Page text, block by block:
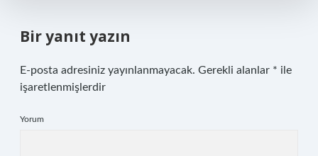
Bir yanıt yazın
E-posta adresiniz yayınlanmayacak. Gerekli alanlar * ile
işaretlenmişlerdir
Yorum